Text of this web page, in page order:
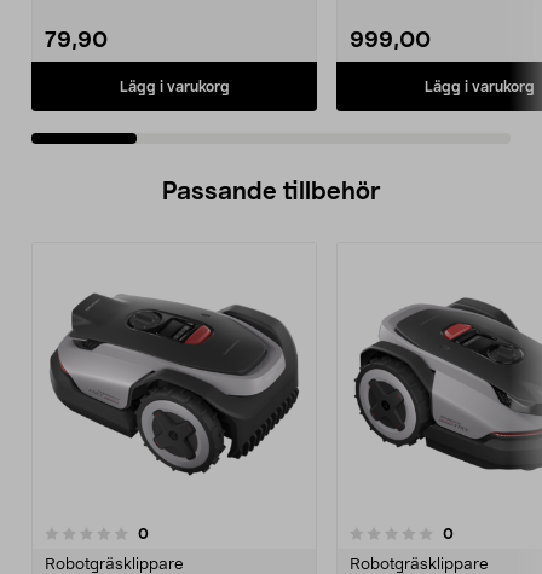
79,90
Lägg i varukorg
999,00
Lägg i varukorg
Passande tillbehör
0recensioner
Robotgräsklippare
0.0av 5 stjärnor 0recensioner
Robotgräsklippare